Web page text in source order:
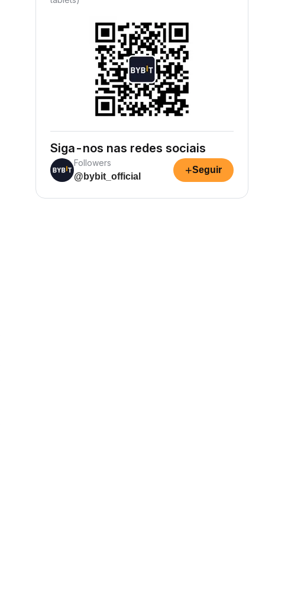
Siga-nos nas redes sociais
Followers
@bybit_official
+Seguir